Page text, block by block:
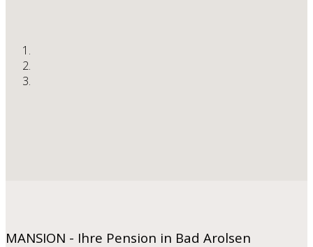
MANSION - Ihre Pension in Bad Arolsen